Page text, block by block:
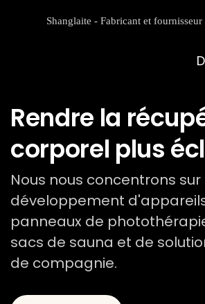
Shanglaite - Fabricant et
Rendre la
corporel plus
Nous nous concentrons
développement
panneaux de
sacs de sauna et de
de compagnie.